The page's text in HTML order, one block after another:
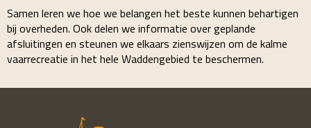
Samen leren we hoe we belangen het beste kunnen behartigen
bij overheden. Ook delen we informatie over geplande
afsluitingen en steunen we elkaars zienswijzen om de kalme
vaarrecreatie in het hele Waddengebied te beschermen.